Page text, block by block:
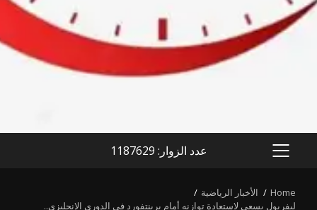
PRIMARY
عدد الزوار: 1187629
Home
الأخبار الرياضية
ليفربول يسعى لاستعادة توازنه أمام برينتفورد في الدوري الإنجليزي..